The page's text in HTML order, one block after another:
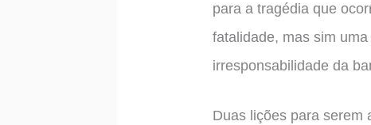
para a tragédia que
fatalidade, mas sim
irresponsabilidade da
Duas lições para serem